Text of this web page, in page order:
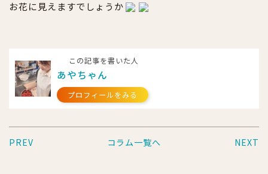
お花に見えますでしょうか
この記事を書いた人
あやちゃん
プロフィールをみる
PREV コラム一覧へ NEXT